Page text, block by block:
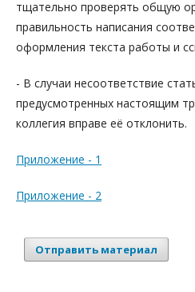
тщательно проверять общую
правильность написания
оформления текста работы и
- В случаи несоответствие
предусмотренных настоящим
коллегия вправе её отклонить.
Приложение - 1
Приложение - 2
Отправить материал